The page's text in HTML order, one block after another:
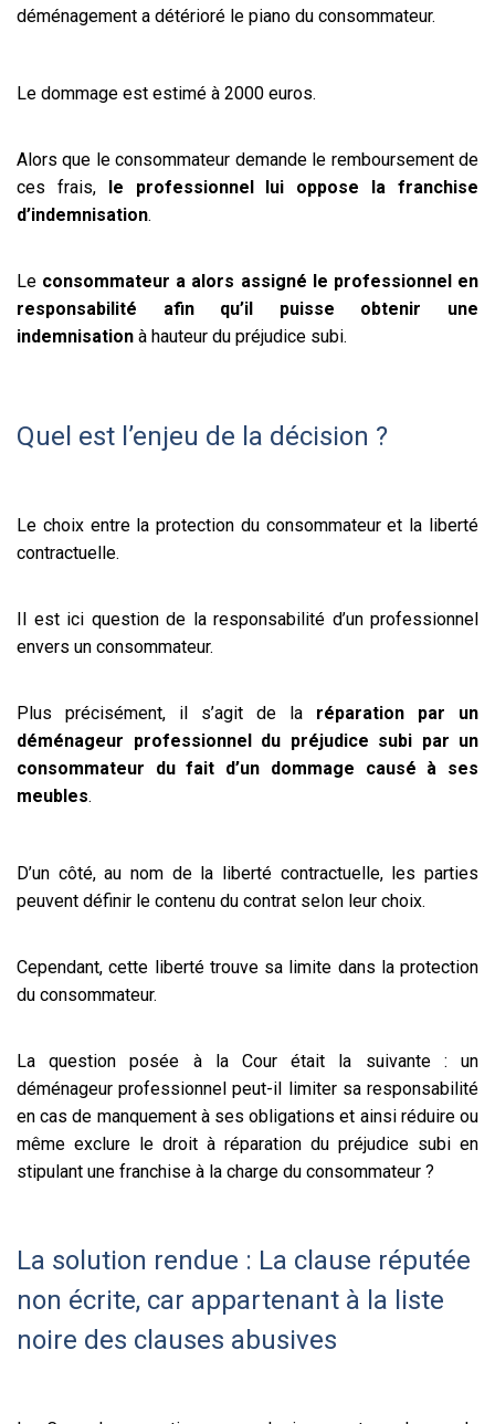
déménagement a détérioré le piano du consommateur.
Le dommage est estimé à 2000 euros.
Alors que le consommateur demande le remboursement de
ces frais, le professionnel lui oppose la franchise
d’indemnisation.
Le consommateur a alors assigné le professionnel en
responsabilité afin qu’il puisse obtenir une
indemnisation à hauteur du préjudice subi.
Quel est l’enjeu de la décision ?
Le choix entre la protection du consommateur et la liberté
contractuelle.
Il est ici question de la responsabilité d’un professionnel
envers un consommateur.
Plus précisément, il s’agit de la réparation par un
déménageur professionnel du préjudice subi par un
consommateur du fait d’un dommage causé à ses
meubles.
D’un côté, au nom de la liberté contractuelle, les parties
peuvent définir le contenu du contrat selon leur choix.
Cependant, cette liberté trouve sa limite dans la protection
du consommateur.
La question posée à la Cour était la suivante : un
déménageur professionnel peut-il limiter sa responsabilité
en cas de manquement à ses obligations et ainsi réduire ou
même exclure le droit à réparation du préjudice subi en
stipulant une franchise à la charge du consommateur ?
La solution rendue : La clause réputée
non écrite, car appartenant à la liste
noire des clauses abusives